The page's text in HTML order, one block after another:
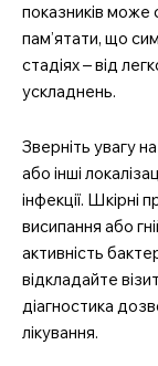
Контакти
показників може
пам’ятати, що
стадіях – від
ускладнень.
Зверніть увагу
або інші
інфекції. Шкірні
висипання або
активність
відкладайте
діагностика
лікування.